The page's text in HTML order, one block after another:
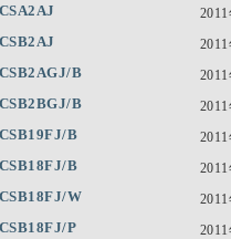
B
B
B
B
W
P